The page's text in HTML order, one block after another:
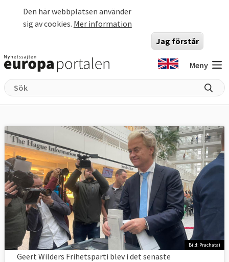
Den här webbplatsen använder
sig av cookies. Mer information
Jag förstår
Meny
Bild: Prachatai
Geert Wilders Frihetsparti blev i det senaste